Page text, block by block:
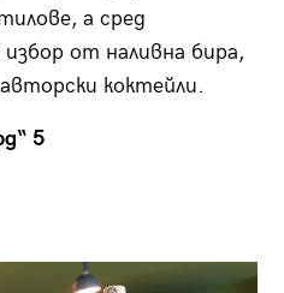
а сред
от наливна бира,
коктейли.
5